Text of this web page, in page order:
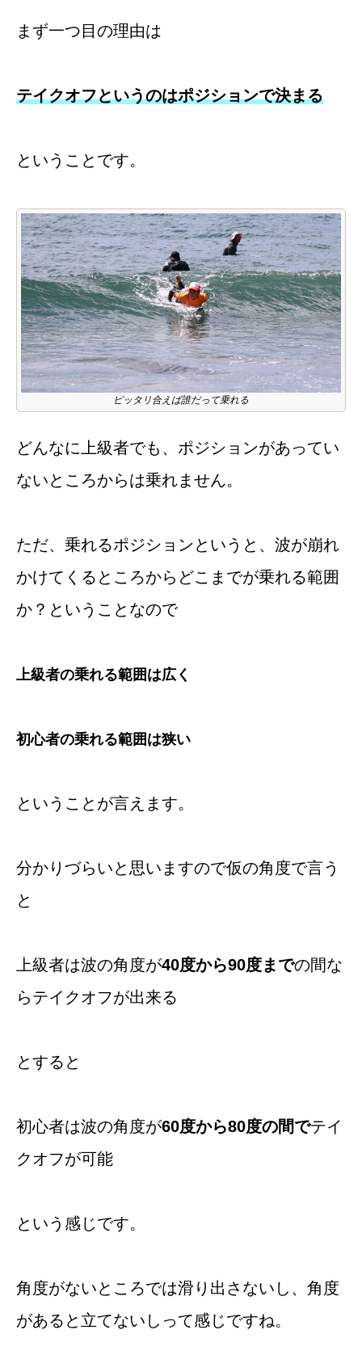
まず一つ目の理由は
テイクオフというのはポジションで決まる
ということです。
ピッタリ合えば誰だって乗れる
どんなに上級者でも、ポジションがあってい
ないところからは乗れません。
ただ、乗れるポジションというと、波が崩れ
かけてくるところからどこまでが乗れる範囲
か？ということなので
上級者の乗れる範囲は広く
初心者の乗れる範囲は狭い
ということが言えます。
分かりづらいと思いますので仮の角度で言う
と
上級者は波の角度が40度から90度までの間な
らテイクオフが出来る
とすると
初心者は波の角度が60度から80度の間でテイ
クオフが可能
という感じです。
角度がないところでは滑り出さないし、角度
があると立てないしって感じですね。